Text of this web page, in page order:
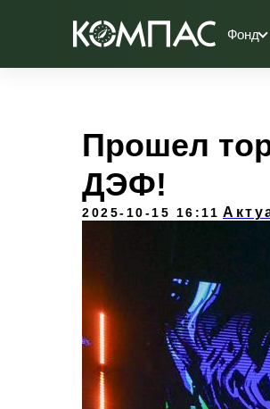
Фонд
Прошел
ДЭФ!
2025-10-15 16:11